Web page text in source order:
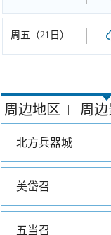
周五（21日）
周边地区 | 周
北方兵器城
美岱召
五当召